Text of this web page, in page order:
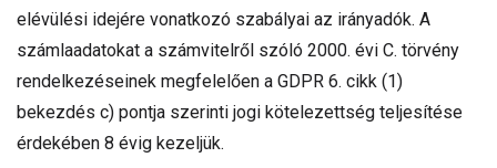
elévülési idejére vonatkozó szabályai az irányadók. A
számlaadatokat a számvitelről szóló 2000. évi C. törvény
rendelkezéseinek megfelelően a GDPR 6. cikk (1)
bekezdés c) pontja szerinti jogi kötelezettség teljesítése
érdekében 8 évig kezeljük.